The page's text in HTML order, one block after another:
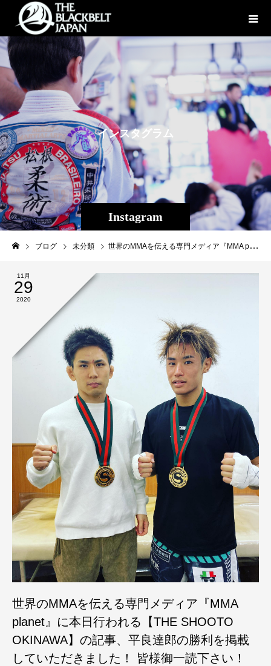
Instagram
インスタグラ ム
ブログ 未分類 世界のMMAを伝える専門メディア『MMA planet』に本日行われる【THE SHOOTO OKINAWA】の記事、平良達郎の勝利を掲載していただきました！ 皆様御一読下さい！【Shooto2020#07&The Shooto Okinawa03】平良の師、松根良太が語る─01─清水戦の勝利と古巣との対戦https://mmaplanet.jp/110998【The Shooto Okinawa03】平良の師、修斗ジャンキー松根良太が語る─02─プロ修斗沖縄大会開催の真意https://mmaplanet.jp/#google_vignette#THESHOOTOOKINAWA #shooto1129 #パラエストラ #沖縄 #那覇 #与儀 #MMA #shooto #コザ #総合格闘技 #修斗
11月
29
2020
世界のMMAを伝える専門メディア『MMA
planet』に本日行われる【THE SHOOTO
OKINAWA】の記事、平良達郎の勝利を掲載
していただきました！ 皆様御一読下さい！